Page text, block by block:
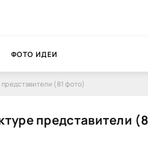
ФОТО ИДЕИ
(81 фото)
представители